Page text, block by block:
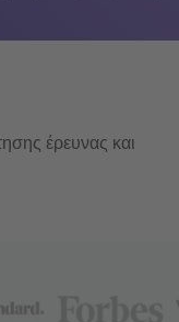
έρευνας και